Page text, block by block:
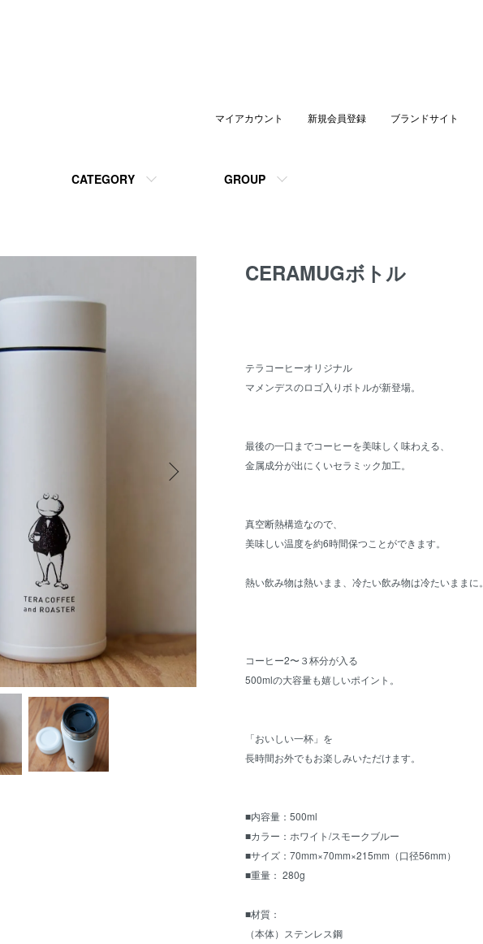
CATEGORY GROUP
マイアカウント 新規会員登録 ブランドサイト
CERAMUGボトル
テラコーヒーオリジナル
マメンデスのロゴ入りボトルが新登場。
最後の一口までコーヒーを美味しく味わえる、
金属成分が出にくいセラミック加工。
真空断熱構造なので、
美味しい温度を約6時間保つことができます。
熱い飲み物は熱いまま、冷たい飲み物は冷たいままに。
コーヒー2〜３杯分が入る
500mlの大容量も嬉しいポイント。
「おいしい一杯」を
長時間お外でもお楽しみいただけます。
■内容量：500ml
■カラー：ホワイト/スモークブルー
■サイズ：70mm×70mm×215mm（口径56mm）
■重量： 280g
■材質：
（本体）ステンレス鋼